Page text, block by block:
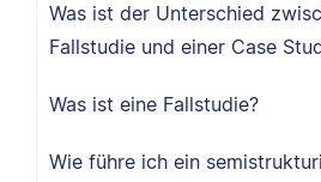
Was ist der Unterschied
Fallstudie und einer Case
Was ist eine Fallstudie?
Wie führe ich ein